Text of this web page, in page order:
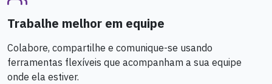
Trabalhe melhor em equipe
Colabore, compartilhe e comunique-se usando
ferramentas flexíveis que acompanham a sua equipe
onde ela estiver.